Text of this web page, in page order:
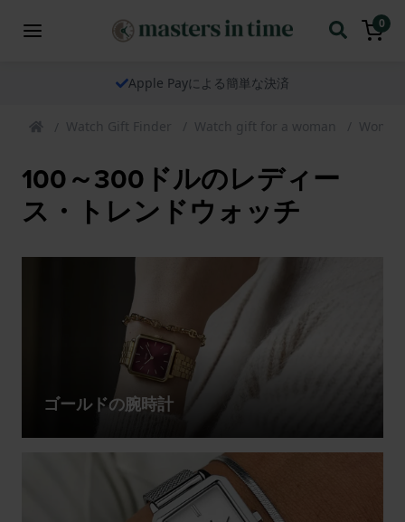
0
Apple Payによる簡単な決済
Watch Gift Finder Watch gift for a woman
100～300ドルのレディー
ス・トレンドウォッチ
ゴールドの腕時計